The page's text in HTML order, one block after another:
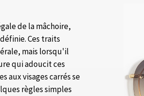
de la mâchoire,
Ces traits
mais lorsqu'il
qui adoucit ces
aux visages carrés se
règles simples